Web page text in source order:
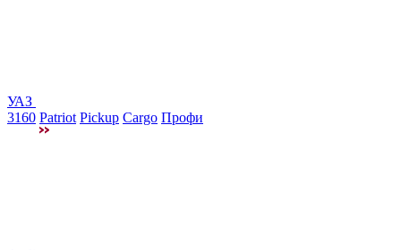
УАЗ
3160 Patriot Pickup Cargo Профи